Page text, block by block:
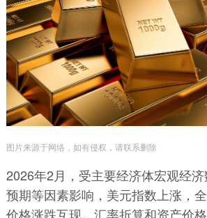
图片来源于网络，如有侵权，请联系删除
2026年2月，受主要经济体宏观经
预期等因素影响，美元指数上涨，
价格涨跌互现。汇率折算和资产价